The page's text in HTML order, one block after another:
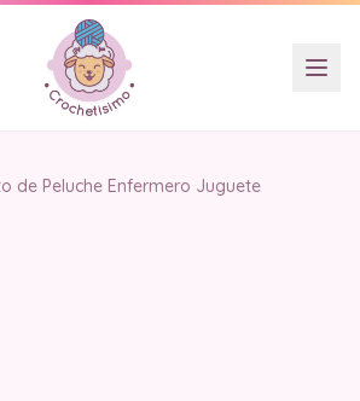
de Peluche Enfermero Juguete